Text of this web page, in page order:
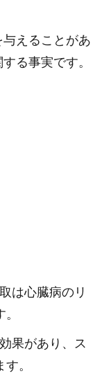
えることがあ
る事実です。
は心臓病のリ
果があり、ス
。